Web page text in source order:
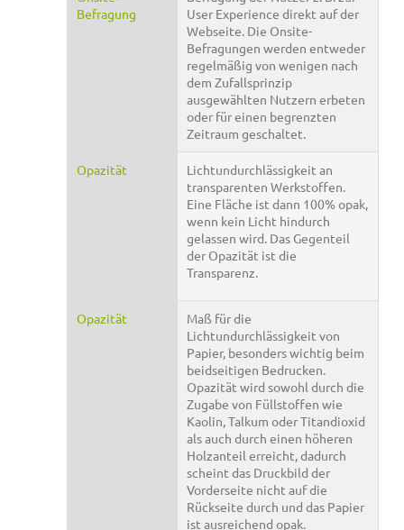
Befragung
User Experience direkt auf der
Webseite. Die Onsite-
Befragungen werden entweder
regelmäßig von wenigen nach
dem Zufallsprinzip
ausgewählten Nutzern erbeten
oder für einen begrenzten
Zeitraum geschaltet.
Opazität
Lichtundurchlässigkeit an
transparenten Werkstoffen.
Eine Fläche ist dann 100% opak,
wenn kein Licht hindurch
gelassen wird. Das Gegenteil
der Opazität ist die
Transparenz.
Opazität
Maß für die
Lichtundurchlässigkeit von
Papier, besonders wichtig beim
beidseitigen Bedrucken.
Opazität wird sowohl durch die
Zugabe von Füllstoffen wie
Kaolin, Talkum oder Titandioxid
als auch durch einen höheren
Holzanteil erreicht, dadurch
scheint das Druckbild der
Vorderseite nicht auf die
Rückseite durch und das Papier
ist ausreichend opak.